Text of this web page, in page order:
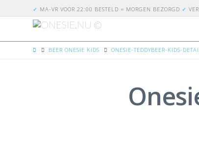
✓ MA-VR VOOR 22:00 BESTELD = MORGEN BEZORGD ✓
HOMEBEER ONESIE KIDS ONESIE-TEDDYBEER-KIDS-